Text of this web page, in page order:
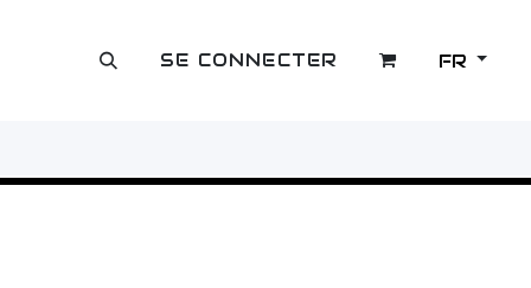
OUTLET SE CONNECTER FR